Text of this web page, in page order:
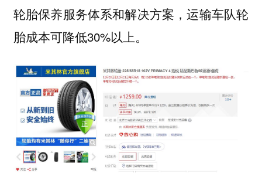
轮胎保养服务体系和解决方案，运输车队轮
胎成本可降低30%以上。